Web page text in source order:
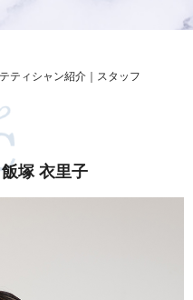
ティシャン紹介｜スタッフ
塚 衣里子